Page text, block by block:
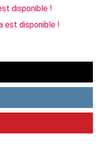
disponible !
est disponible !